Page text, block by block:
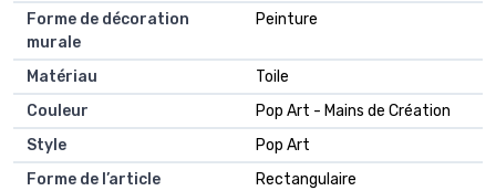
Forme de décoration
murale
Peinture
Matériau
Toile
Couleur
Pop Art - Mains de Création
Style
Pop Art
Forme de l’article
Rectangulaire